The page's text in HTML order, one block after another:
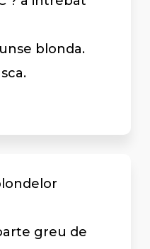
blonda.
greu de